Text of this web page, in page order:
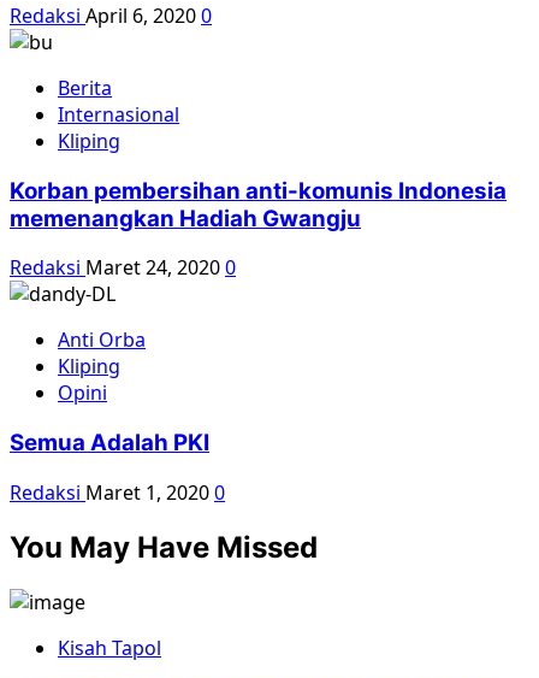
Redaksi April 6, 20200
Berita
Internasional
Kliping
Korban pembersihan anti-komunis Indonesia
memenangkan Hadiah Gwangju
Redaksi Maret 24, 20200
Anti Orba
Kliping
Opini
Semua Adalah PKI
Redaksi Maret 1, 20200
You May Have Missed
Kisah Tapol